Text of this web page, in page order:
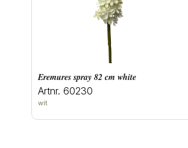
eremures spray 82 cm white
Artnr. 60230
wit